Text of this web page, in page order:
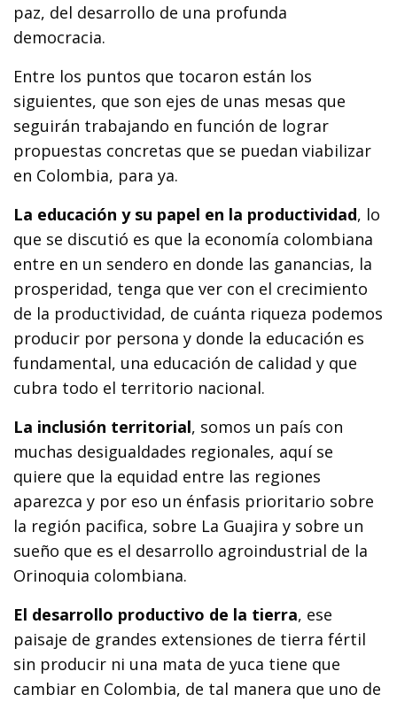
paz, del desarrollo de una profunda
democracia.
Entre los puntos que tocaron están los
siguientes, que son ejes de unas mesas que
seguirán trabajando en función de lograr
propuestas concretas que se puedan viabilizar
en Colombia, para ya.
La educación y su papel en la productividad, lo
que se discutió es que la economía colombiana
entre en un sendero en donde las ganancias, la
prosperidad, tenga que ver con el crecimiento
de la productividad, de cuánta riqueza podemos
producir por persona y donde la educación es
fundamental, una educación de calidad y que
cubra todo el territorio nacional.
La inclusión territorial, somos un país con
muchas desigualdades regionales, aquí se
quiere que la equidad entre las regiones
aparezca y por eso un énfasis prioritario sobre
la región pacifica, sobre La Guajira y sobre un
sueño que es el desarrollo agroindustrial de la
Orinoquia colombiana.
El desarrollo productivo de la tierra, ese
paisaje de grandes extensiones de tierra fértil
sin producir ni una mata de yuca tiene que
cambiar en Colombia, de tal manera que uno de